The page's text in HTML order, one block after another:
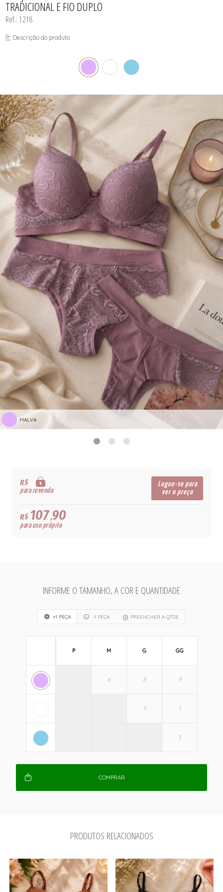
TRADICIONAL E FIO DUPLO
Ref.: 1218
Descrição do produto
MALVA
R$
para revenda
Logue-se para
ver o preço
R$107,90
para uso próprio
INFORME O TAMANHO, A COR E QUANTIDADE
+1 PEÇA -1 PEÇA PREENCHER A QTDE
P M G GG
COMPRAR
PRODUTOS RELACIONADOS